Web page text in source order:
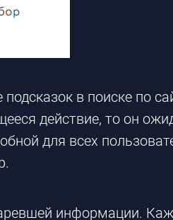
в поиске по
действие, то он
для всех
информации.